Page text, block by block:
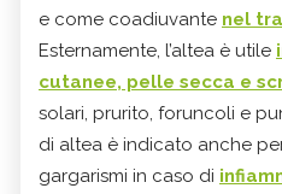
e come coadiuvante nel
Esternamente, l’altea è utile
cutanee, pelle secca e
solari, prurito, foruncoli e
di altea è indicato anche
gargarismi in caso di